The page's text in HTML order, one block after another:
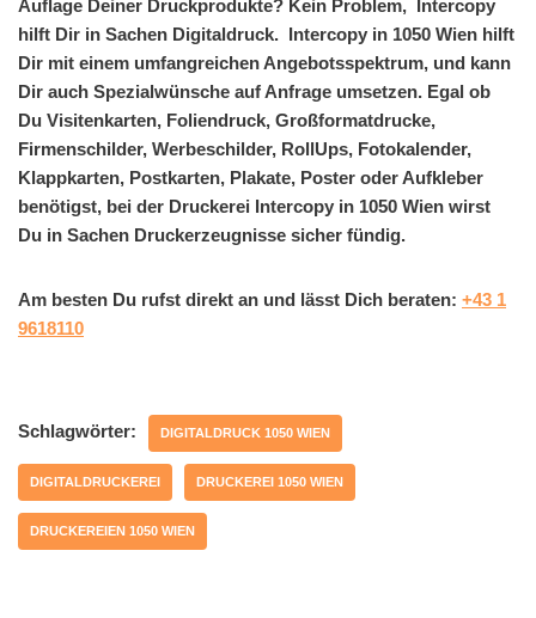
Auflage Deiner Druckprodukte? Kein Problem, Intercopy
hilft Dir in Sachen Digitaldruck. Intercopy in 1050 Wien hilft
Dir mit einem umfangreichen Angebotsspektrum, und kann
Dir auch Spezialwünsche auf Anfrage umsetzen. Egal ob
Du Visitenkarten, Foliendruck, Großformatdrucke,
Firmenschilder, Werbeschilder, RollUps, Fotokalender,
Klappkarten, Postkarten, Plakate, Poster oder Aufkleber
benötigst, bei der Druckerei Intercopy in 1050 Wien wirst
Du in Sachen Druckerzeugnisse sicher fündig.
Am besten Du rufst direkt an und lässt Dich beraten: +43 1
9618110
Schlagwörter: DIGITALDRUCK 1050 WIEN
DIGITALDRUCKEREI DRUCKEREI 1050 WIEN
DRUCKEREIEN 1050 WIEN